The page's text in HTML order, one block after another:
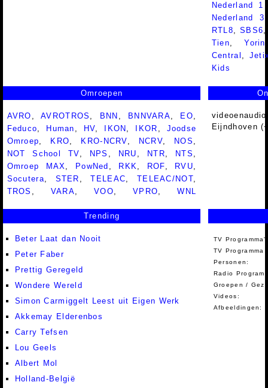
Nederland
Nederland
RTL8,SBS6
Tien,Yorin
Central ,
Kids
Omroepen
AVRO ,AVROTROS BNN BNNVARA EO
Feduco
Human HV IKON IKOR
Joodse
Omroep
KRO KRO-NCRV NCRV NOS
NOT School TV
NPS NRU NTR NTS
Omroep MAX
PowNed RKK ROF RVU
Socutera
STER ,TELEAC TELEAC/NOT
TROS
VARA ,VOO ,VPRO ,WNL
Eijndhoven
Trending
Beter Laat dan Nooit
Peter Faber
Prettig Geregeld
Wondere Wereld
Simon Carmiggelt Leest uit Eigen Werk
Akkemay Elderenbos
Carry Tefsen
Lou Geels
Albert Mol
Holland-België
TV
TV Programma
Personen:
Radio
Groepen /
Videos:
Afbeeldingen: